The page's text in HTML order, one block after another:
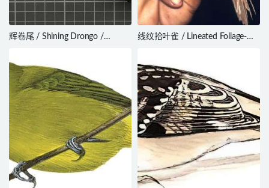
辉卷尾 / Shining Drongo /
线纹拾叶雀 / Lineated Foliage-